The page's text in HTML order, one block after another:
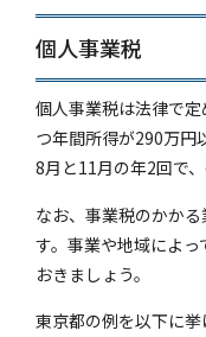
個人事業税
個人事業税は法律で
つ年間所得が290万円
8月と11月の年2回で
なお、事業税のかか
す。事業や地域によ
おきましょう。
東京都の例を以下に